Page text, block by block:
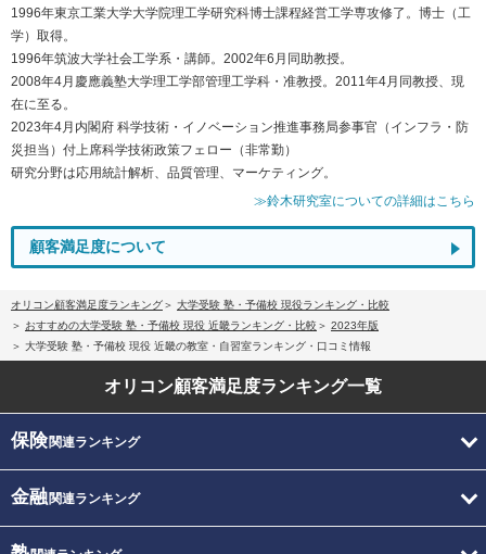
1996年東京工業大学大学院理工学研究科博士課程経営工学専攻修了。博士（工
学）取得。
1996年筑波大学社会工学系・講師。2002年6月同助教授。
2008年4月慶應義塾大学理工学部管理工学科・准教授。2011年4月同教授、現
在に至る。
2023年4月内閣府 科学技術・イノベーション推進事務局参事官（インフラ・防
災担当）付上席科学技術政策フェロー（非常勤）
研究分野は応用統計解析、品質管理、マーケティング。
≫鈴木研究室についての詳細はこちら
顧客満足度について
オリコン顧客満足度ランキング
大学受験 塾・予備校 現役ランキング・比較
おすすめの大学受験 塾・予備校 現役 近畿ランキング・比較
2023年版
大学受験 塾・予備校 現役 近畿の教室・自習室ランキング・口コミ情報
オリコン顧客満足度ランキング一覧
保険関連ランキング
金融関連ランキング